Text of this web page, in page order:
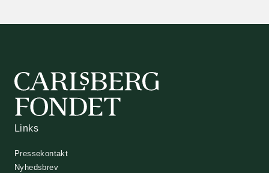
Links
Pressekontakt
Nyhedsbrev